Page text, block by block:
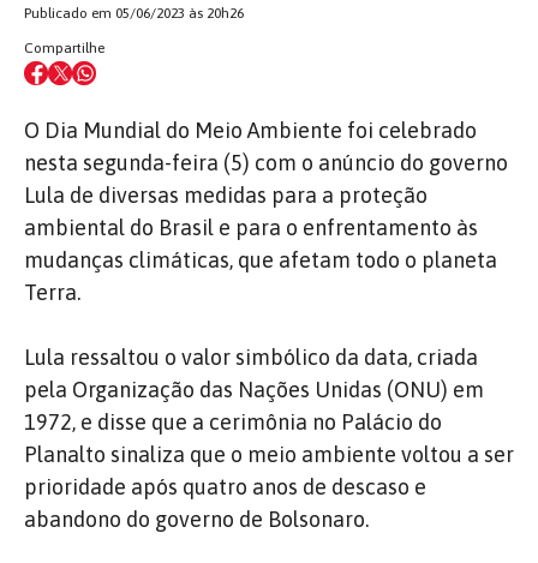
Publicado em 05/06/2023 às 20h26
Compartilhe
O Dia Mundial do Meio Ambiente foi celebrado
nesta segunda-feira (5) com o anúncio do governo
Lula de diversas medidas para a proteção
ambiental do Brasil e para o enfrentamento às
mudanças climáticas, que afetam todo o planeta
Terra.
Lula ressaltou o valor simbólico da data, criada
pela Organização das Nações Unidas (ONU) em
1972, e disse que a cerimônia no Palácio do
Planalto sinaliza que o meio ambiente voltou a ser
prioridade após quatro anos de descaso e
abandono do governo de Bolsonaro.